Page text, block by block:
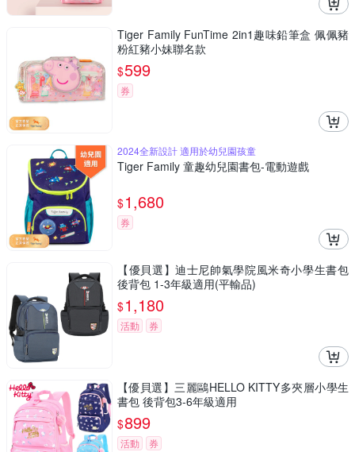
Tiger Family FunTime 2in1趣味鉛筆盒 佩佩豬
粉紅豬小妹聯名款
$599
券
2024全新設計 適用於幼兒園孩童
Tiger Family 童趣幼兒園書包-電動遊戲
$1,680
券
【優貝選】迪士尼帥氣學院風米奇小學生書包
後背包 1-3年級適用(平輸品)
$1,180
活動 券
【優貝選】三麗鷗HELLO KITTY多夾層小學生
書包 後背包3-6年級適用
$899
活動 券